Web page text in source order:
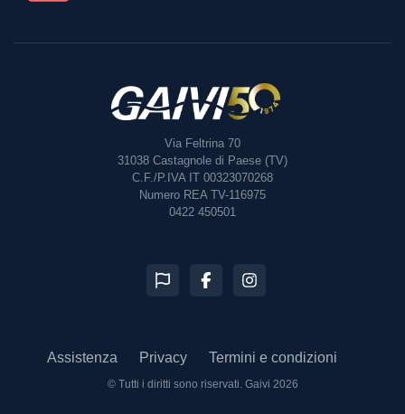
Via Feltrina 70
31038 Castagnole di Paese (TV)
C.F./P.IVA IT 00323070268
Numero REA TV-116975
0422 450501
Assistenza Privacy Termini e condizioni
© Tutti i diritti sono riservati. Gaivi 2026